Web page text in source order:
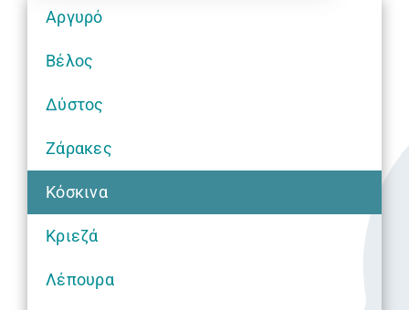
Αργυρό
Βέλος
Δύστος
Ζάρακες
Κόσκινα
Κριεζά
Λέπουρα